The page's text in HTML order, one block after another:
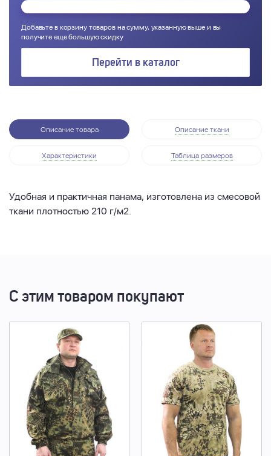
Добавьте в корзину товаров на сумму, указанную выше и вы
получите еще большую скидку
Перейти в каталог
Описание товара Описание ткани
Характеристики Таблица размеров
Удобная и практичная панама, изготовлена из смесовой
ткани плотностью 210 г/м2.
С этим товаром покупают